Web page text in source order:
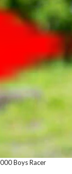
Boys Racer